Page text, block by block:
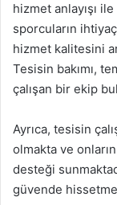
hizmet anlayışı
sporcuların
hizmet kalitesini
Tesisin bakımı,
çalışan bir ekip
Ayrıca, tesisin
olmakta ve
desteği
güvende